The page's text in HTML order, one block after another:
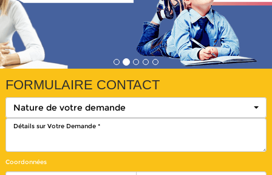
FORMULAIRE CONTACT
Nature de votre demande
Coordonnées